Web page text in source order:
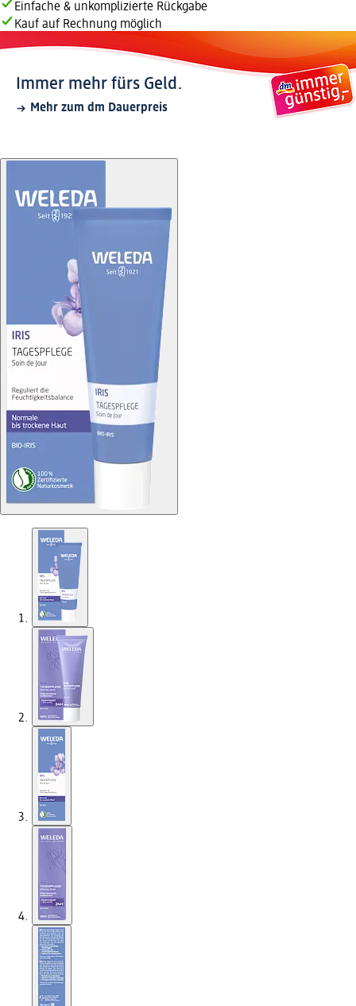
Einfache & unkomplizierte Rückgabe
Kauf auf Rechnung möglich
Immer mehr fürs Geld.
Mehr zum dm Dauerpreis